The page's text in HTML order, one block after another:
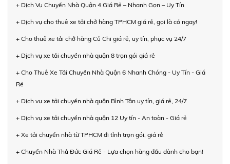
+ Dịch Vụ Chuyển Nhà Quận 4 Giá Rẻ – Nhanh Gọn – Uy Tín
+ Dịch vụ cho thuê xe tải chở hàng TPHCM giá rẻ, gọi là có ngay!
+ Cho thuê xe tải chở hàng Củ Chi giá rẻ, uy tín, phục vụ 24/7
+ Dịch vụ xe tải chuyển nhà quận 8 trọn gói giá rẻ
+ Cho Thuê Xe Tải Chuyển Nhà Quận 6 Nhanh Chóng - Uy Tín - Giá
Rẻ
+ Dịch vụ xe tải chuyển nhà quận Bình Tân uy tín, giá rẻ, 24/7
+ Dịch vụ xe tải chuyển nhà quận 12 Uy tín - An toàn - Giá rẻ
+ Xe tải chuyển nhà từ TPHCM đi tỉnh trọn gói, giá rẻ
+ Chuyển Nhà Thủ Đức Giá Rẻ - Lựa chọn hàng đầu dành cho bạn!